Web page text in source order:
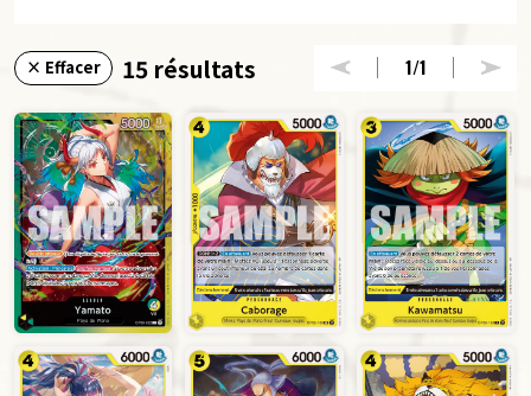
× Effacer 15 résultats 1/1